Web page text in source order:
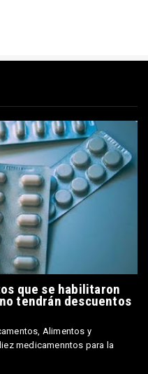
que se habilitaron
tendrán descuentos
Alimentos y
medicamenntos para la